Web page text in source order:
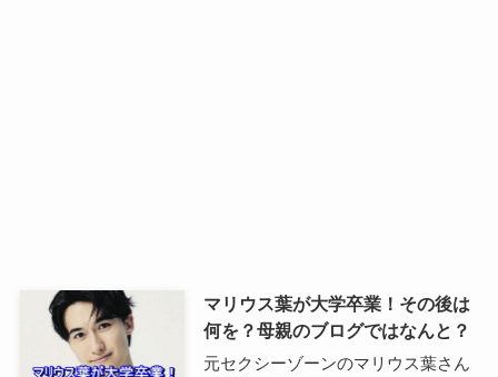
マリウス葉が大学卒業！その後は
何を？母親のブログではなんと？
元セクシーゾーンのマリウス葉さん